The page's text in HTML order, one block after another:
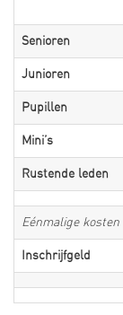
Senioren
Junioren
Pupillen
Mini’s
Rustende leden
Eénmalige kosten
Inschrijfgeld